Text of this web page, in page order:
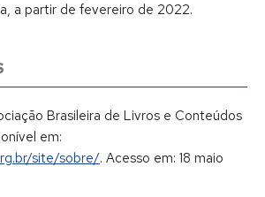
a partir de fevereiro de 2022.
Brasileira de Livros e Conteúdos
em:
site/sobre/. Acesso em: 18 maio